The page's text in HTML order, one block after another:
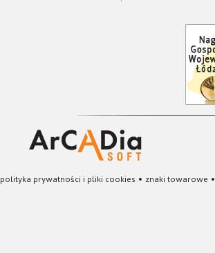
polityka prywatności i pliki cookies • znaki towarowe •